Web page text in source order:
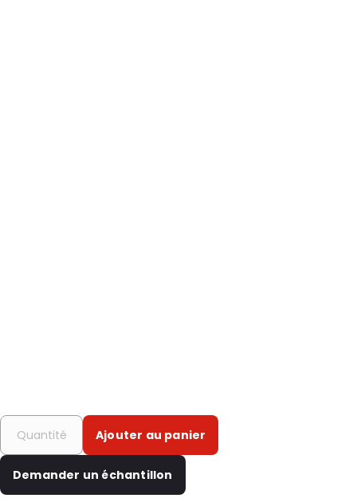
Ajouter au panier
Demander un échantillon